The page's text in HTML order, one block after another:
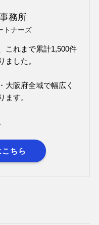
務所
トナーズ
これまで累計1,500件
ました。
大阪府全域で幅広く
ます。
ちら